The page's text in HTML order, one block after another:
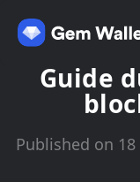
Guide
Published on